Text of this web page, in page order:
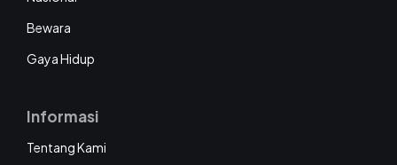
Bewara
Gaya Hidup
Informasi
Tentang Kami